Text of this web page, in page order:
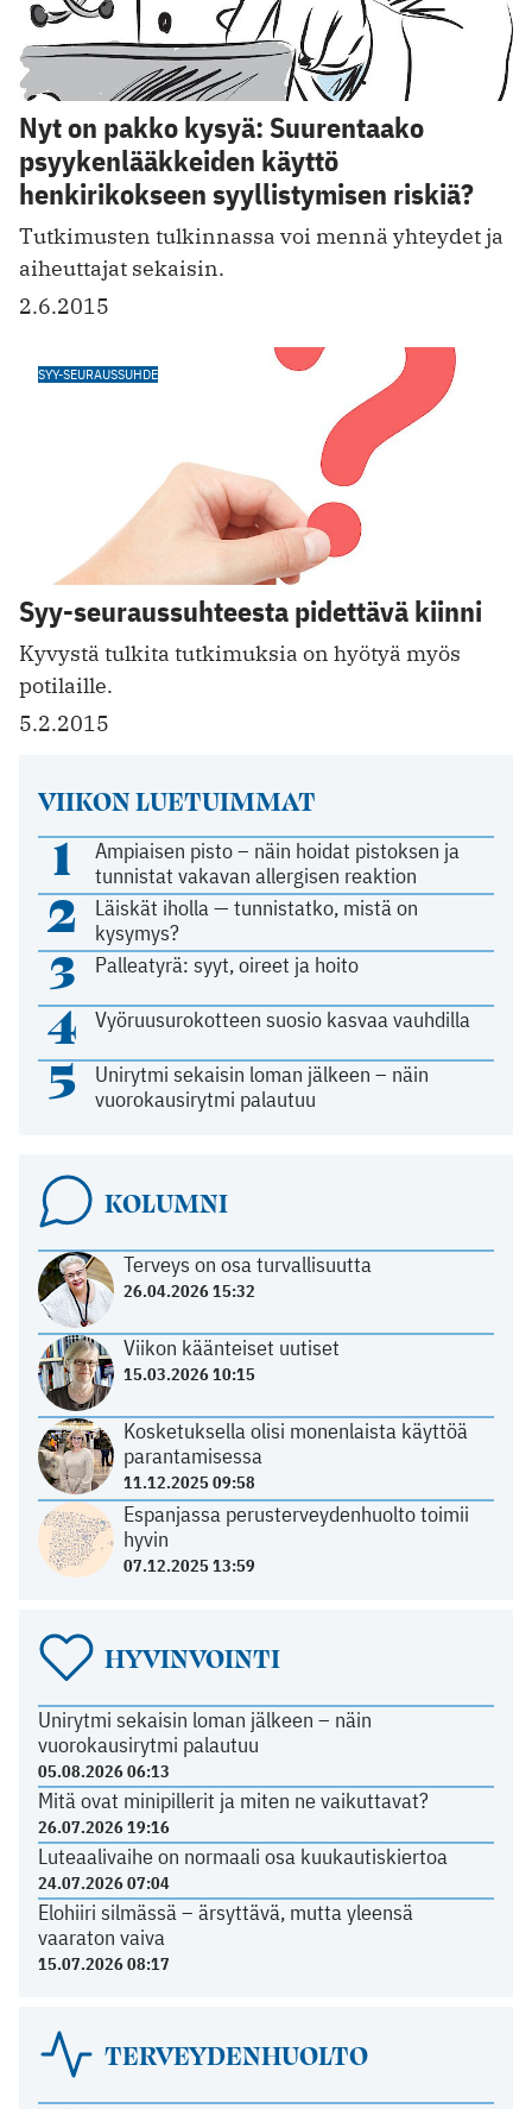
Nyt on pakko kysyä: Suurentaako
psyykenlääkkeiden käyttö
henkirikokseen syyllistymisen riskiä?
Tutkimusten tulkinnassa voi mennä yhteydet ja
aiheuttajat sekaisin.
2.6.2015
SYY-SEURAUSSUHDE
Syy-seuraussuhteesta pidettävä kiinni
Kyvystä tulkita tutkimuksia on hyötyä myös
potilaille.
5.2.2015
VIIKON LUETUIMMAT
1
Ampiaisen pisto – näin hoidat pistoksen ja
tunnistat vakavan allergisen reaktion
2
Läiskät iholla — tunnistatko, mistä on
kysymys?
3 Palleatyrä: syyt, oireet ja hoito
4 Vyöruusurokotteen suosio kasvaa vauhdilla
5
Unirytmi sekaisin loman jälkeen – näin
vuorokausirytmi palautuu
KOLUMNI
Terveys on osa turvallisuutta
26.04.2026 15:32
Viikon käänteiset uutiset
15.03.2026 10:15
Kosketuksella olisi monenlaista käyttöä
parantamisessa
11.12.2025 09:58
Espanjassa perusterveydenhuolto toimii
hyvin
07.12.2025 13:59
HYVINVOINTI
Unirytmi sekaisin loman jälkeen – näin
vuorokausirytmi palautuu
05.08.2026 06:13
Mitä ovat minipillerit ja miten ne vaikuttavat?
26.07.2026 19:16
Luteaalivaihe on normaali osa kuukautiskiertoa
24.07.2026 07:04
Elohiiri silmässä – ärsyttävä, mutta yleensä
vaaraton vaiva
15.07.2026 08:17
TERVEYDENHUOLTO